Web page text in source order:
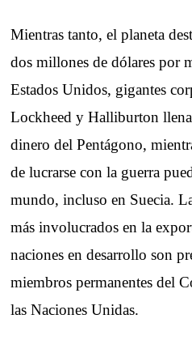
Mientras tanto, el planeta
dos millones de dólares por
Estados Unidos, gigantes
Lockheed y Halliburton
dinero del Pentágono,
de lucrarse con la guerra
mundo, incluso en Suecia.
más involucrados en la
naciones en desarrollo son
miembros permanentes del
las Naciones Unidas.